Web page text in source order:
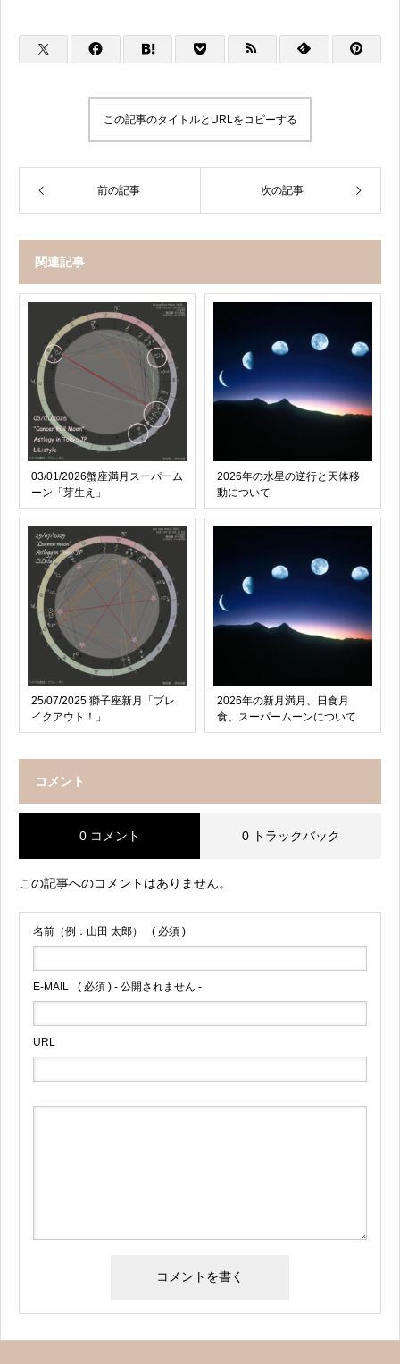
この記事のタイトルとURLをコピーする
前の記事 次の記事
関連記事
03/01/2026蟹座満月スーパーム
ーン「芽生え」
2026年の水星の逆行と天体移
動について
25/07/2025 獅子座新月「ブレ
イクアウト！」
2026年の新月満月、日食月
食、スーパームーンについて
コメント
0 コメント 0 トラックバック
この記事へのコメントはありません。
名前（例：山田 太郎） ( 必須 )
E-MAIL ( 必須 ) - 公開されません -
URL